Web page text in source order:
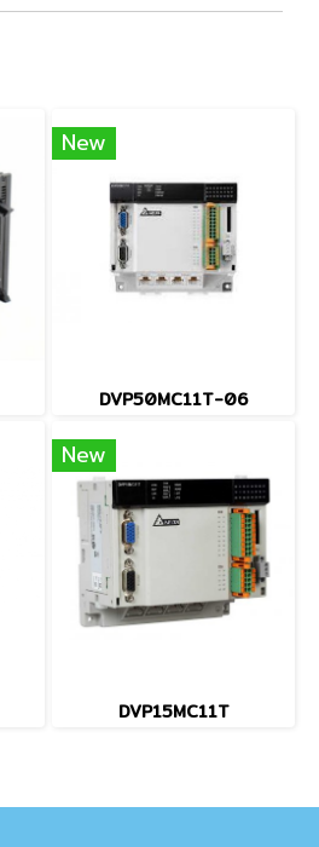
New
DVP50MC11T-06
New
DVP15MC11T